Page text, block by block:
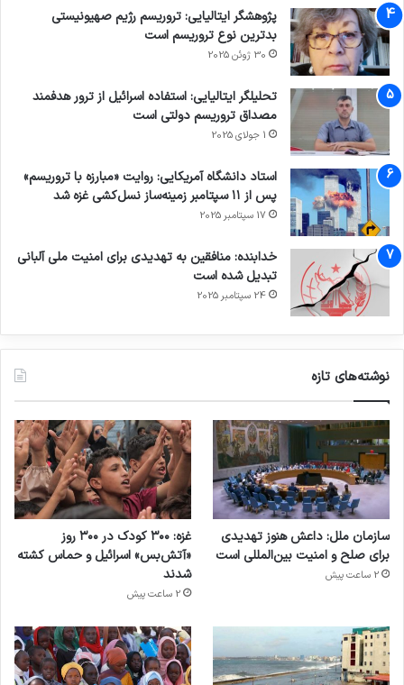
پژوهشگر ایتالیایی: تروریسم رژیم صهیونیستی
بدترین نوع تروریسم است
30 ژوئن 2025
تحلیلگر ایتالیایی: استفاده اسرائیل از ترور هدفمند
مصداق تروریسم دولتی است
1 جولای 2025
استاد دانشگاه آمریکایی: روایت «مبارزه با تروریسم»
پس از ۱۱ سپتامبر زمینه‌ساز نسل‌کشی غزه شد
17 سپتامبر 2025
خدابنده: منافقین به تهدیدی برای امنیت ملی آلبانی
تبدیل شده است
24 سپتامبر 2025
نوشته‌های تازه
سازمان ملل: داعش هنوز تهدیدی
برای صلح و امنیت بین‌المللی است
2 ساعت پیش
غزه: ۳۰۰ کودک در ۳۰۰ روز
«آتش‌بس» اسرائیل و حماس کشته
شدند
2 ساعت پیش